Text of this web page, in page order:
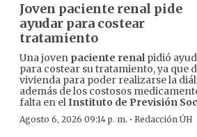
Joven paciente renal pide
ayudar para costear
tratamiento
Una joven paciente renalpidió
para costear su tratamiento, ya que
vivienda para poder realizarse la
además de los costosos
falta en elInstituto de Previsión
Agosto 6, 2026 09:14 p. m. · Redacción ÚH